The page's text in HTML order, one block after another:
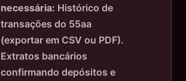
necessária: Histórico de
transações do 55aa
(exportar em CSV ou PDF).
Extratos bancários
confirmando depósitos e